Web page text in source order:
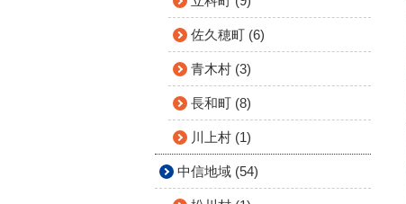
佐久穂町 (6)
青木村 (3)
長和町 (8)
川上村 (1)
中信地域 (54)